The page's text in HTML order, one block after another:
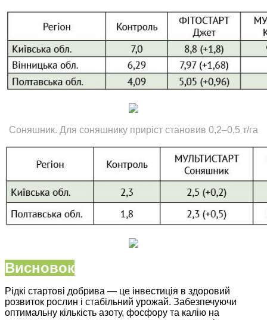
Соняшник. Для соняшнику приріст становив 0,2–0,5 т/га
Висновок
Рідкі стартові добрива — це інвестиція в здоровий
розвиток рослин і стабільний урожай. Забезпечуючи
оптимальну кількість азоту, фосфору та калію на